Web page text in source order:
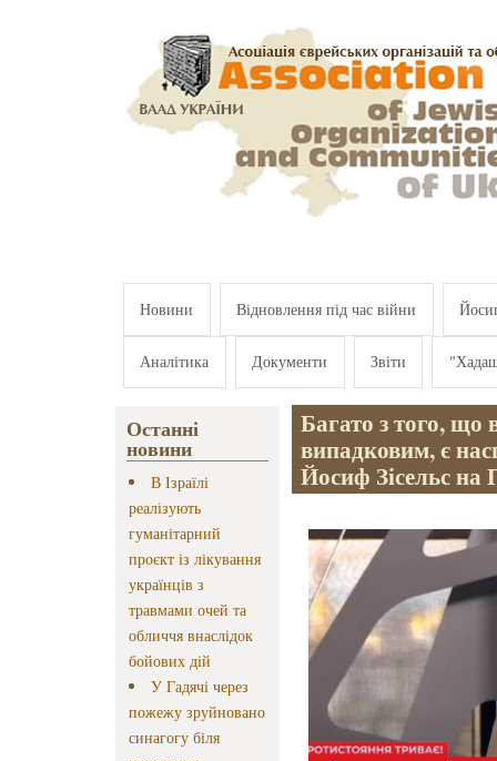
Новини Відновлення під час війни
Аналітика Документи Звіти
Останні
новини
В Ізраїлі
реалізують
гуманітарний
проєкт із лікування
українців з
травмами очей та
обличчя внаслідок
бойових дій
У Гадячі через
пожежу зруйновано
синагогу біля
Багато з того, що
випадковим, є
Йосиф Зісельс